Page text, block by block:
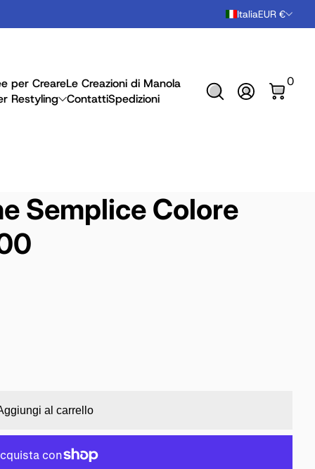
ItaliaEUR €
per CreareLe Creazioni di Manola
Restyling ContattiSpedizioni
Accedi
0
0
Semplice Colore
al carrello